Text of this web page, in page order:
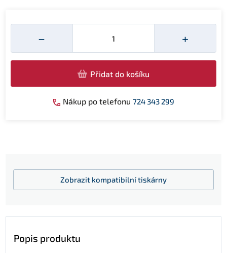
−
Množství
+
Přidat do košíku
Nákup po telefonu 724 343 299
Zobrazit kompatibilní tiskárny
Popis produktu